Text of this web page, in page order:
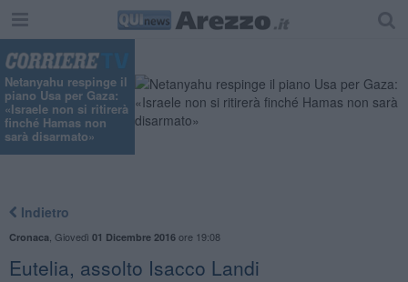
Netanyahu respinge il
piano Usa per Gaza:
«Israele non si ritirerà
finché Hamas non
sarà disarmato»
Indietro
Cronaca Giovedì 01 Dicembre 2016ore 19:08
Eutelia, assolto Isacco Landi